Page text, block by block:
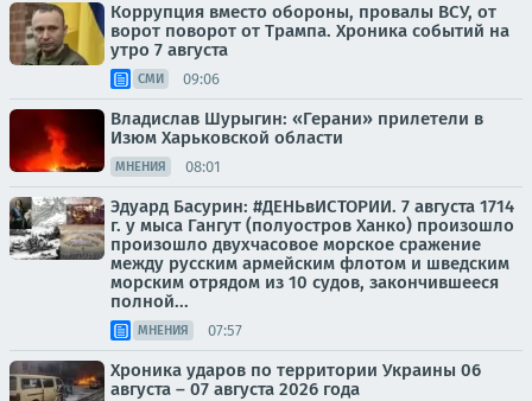
Коррупция вместо обороны, провалы ВСУ, от
ворот поворот от Трампа. Хроника событий на
утро 7 августа
СМИ 09:06
Владислав Шурыгин: «Герани» прилетели в
Изюм Харьковской области
МНЕНИЯ 08:01
Эдуард Басурин: #ДЕНЬвИСТОРИИ. 7 августа 1714
г. у мыса Гангут (полуостров Ханко) произошло
произошло двухчасовое морское сражение
между русским армейским флотом и шведским
морским отрядом из 10 судов, закончившееся
полной...
МНЕНИЯ 07:57
Хроника ударов по территории Украины 06
августа – 07 августа 2026 года